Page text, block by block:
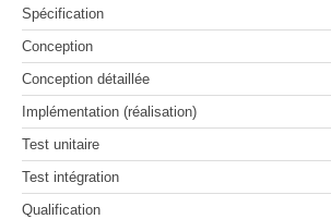
Spécification
Conception
Conception détaillée
Implémentation (réalisation)
Test unitaire
Test intégration
Qualification